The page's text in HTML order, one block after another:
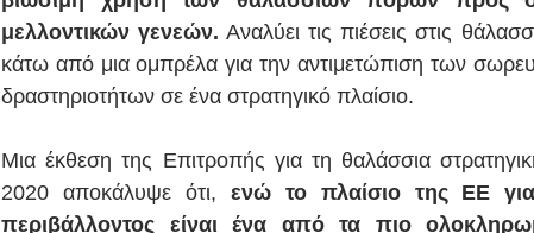
μελλοντικών γενεών. Αναλύει τις πιέσεις στις
κάτω από μια ομπρέλα για την αντιμετώπιση των
δραστηριοτήτων σε ένα στρατηγικό πλαίσιο.
Μια έκθεση της Επιτροπής για τη θαλάσσια
2020 αποκάλυψε ότι, ενώ το πλαίσιο της ΕΕ
περιβάλλοντος είναι ένα από τα πιο